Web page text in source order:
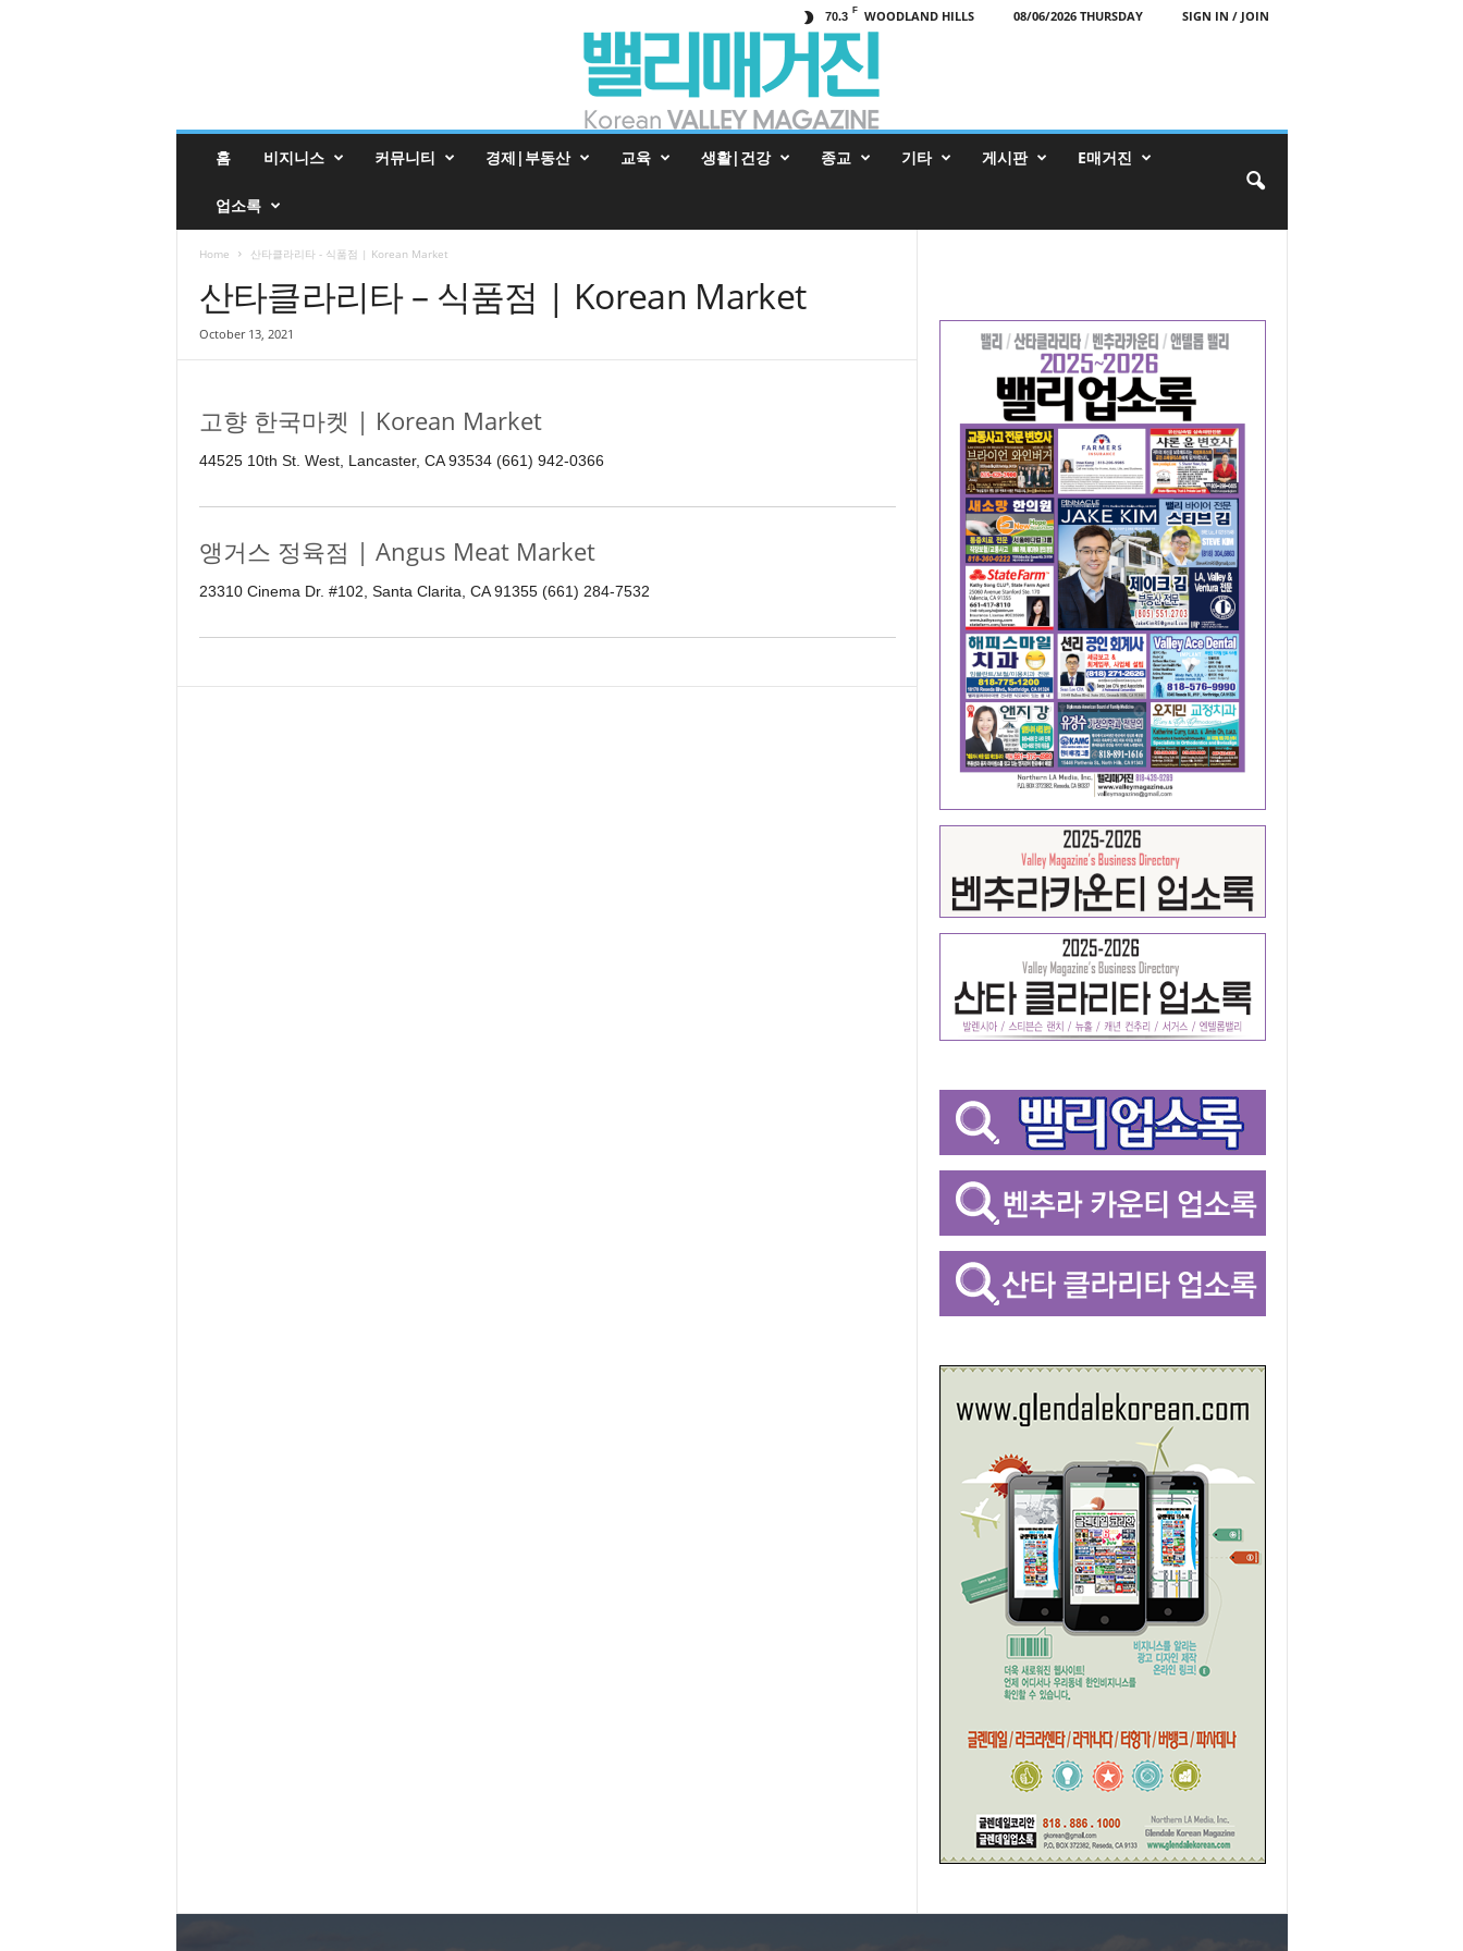
70.3 F WOODLAND HILLS 08/06/2026 THURSDAY SIGN IN / JOIN
진
홈 비지니스 커뮤니티 경제|부동산 교육 생활|건강 종교 기타 게시판 E매거진
업소록
Home 산타클라리타 - 식품점 | Korean Market
산타클라리타 – 식품점 | Korean Market
October 13, 2021
고향 한국마켓 | Korean Market
44525 10th St. West, Lancaster, CA 93534 (661) 942-0366
앵거스 정육점 | Angus Meat Market
23310 Cinema Dr. #102, Santa Clarita, CA 91355 (661) 284-7532